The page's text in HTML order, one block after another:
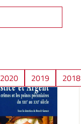
2020 2019 2018